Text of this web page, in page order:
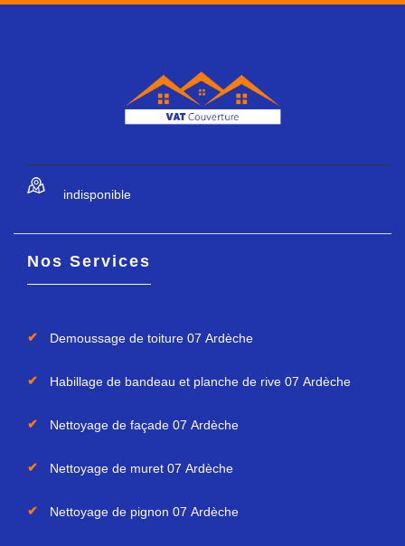
indisponible
Nos Services
Demoussage de toiture 07 Ardèche
Habillage de bandeau et planche de rive 07 Ardèche
Nettoyage de façade 07 Ardèche
Nettoyage de muret 07 Ardèche
Nettoyage de pignon 07 Ardèche